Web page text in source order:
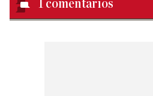
1 comentarios